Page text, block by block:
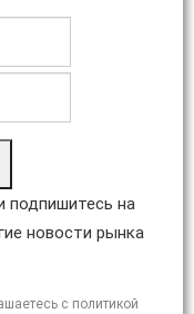
подпишитесь на
новости рынка
с политикой